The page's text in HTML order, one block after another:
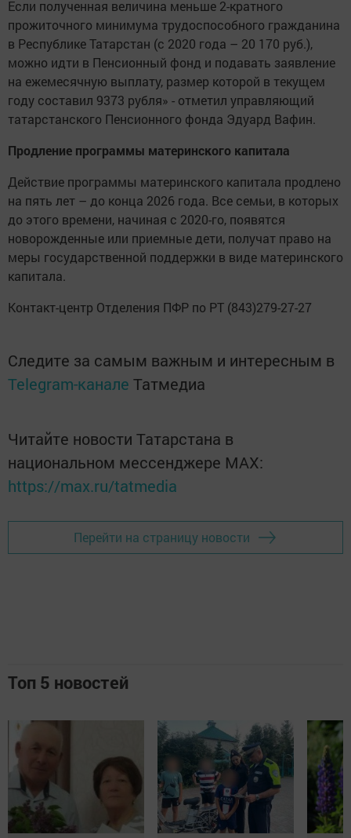
Если полученная величина меньше 2-кратного
прожиточного минимума трудоспособного гражданина
в Республике Татарстан (с 2020 года – 20 170 руб.),
можно идти в Пенсионный фонд и подавать заявление
на ежемесячную выплату, размер которой в текущем
году составил 9373 рубля» - отметил управляющий
татарстанского Пенсионного фонда Эдуард Вафин.
Продление программы материнского капитала
Действие программы материнского капитала продлено
на пять лет – до конца 2026 года. Все семьи, в которых
до этого времени, начиная с 2020-го, появятся
новорожденные или приемные дети, получат право на
меры государственной поддержки в виде материнского
капитала.
Контакт-центр Отделения ПФР по РТ (843)279-27-27
Следите за самым важным и интересным в
Telegram-канале Татмедиа
Читайте новости Татарстана в
национальном мессенджере MАХ:
https://max.ru/tatmedia
Перейти на страницу новости
Топ 5 новостей